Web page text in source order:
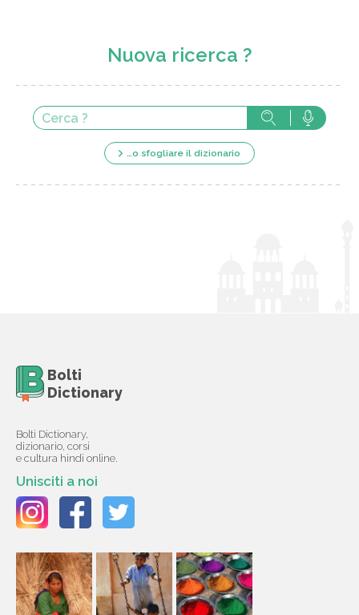
Nuova ricerca ?
…o sfogliare il dizionario
Bolti
Dictionary
Bolti Dictionary,
dizionario, corsi
e cultura hindi online.
Unisciti a noi